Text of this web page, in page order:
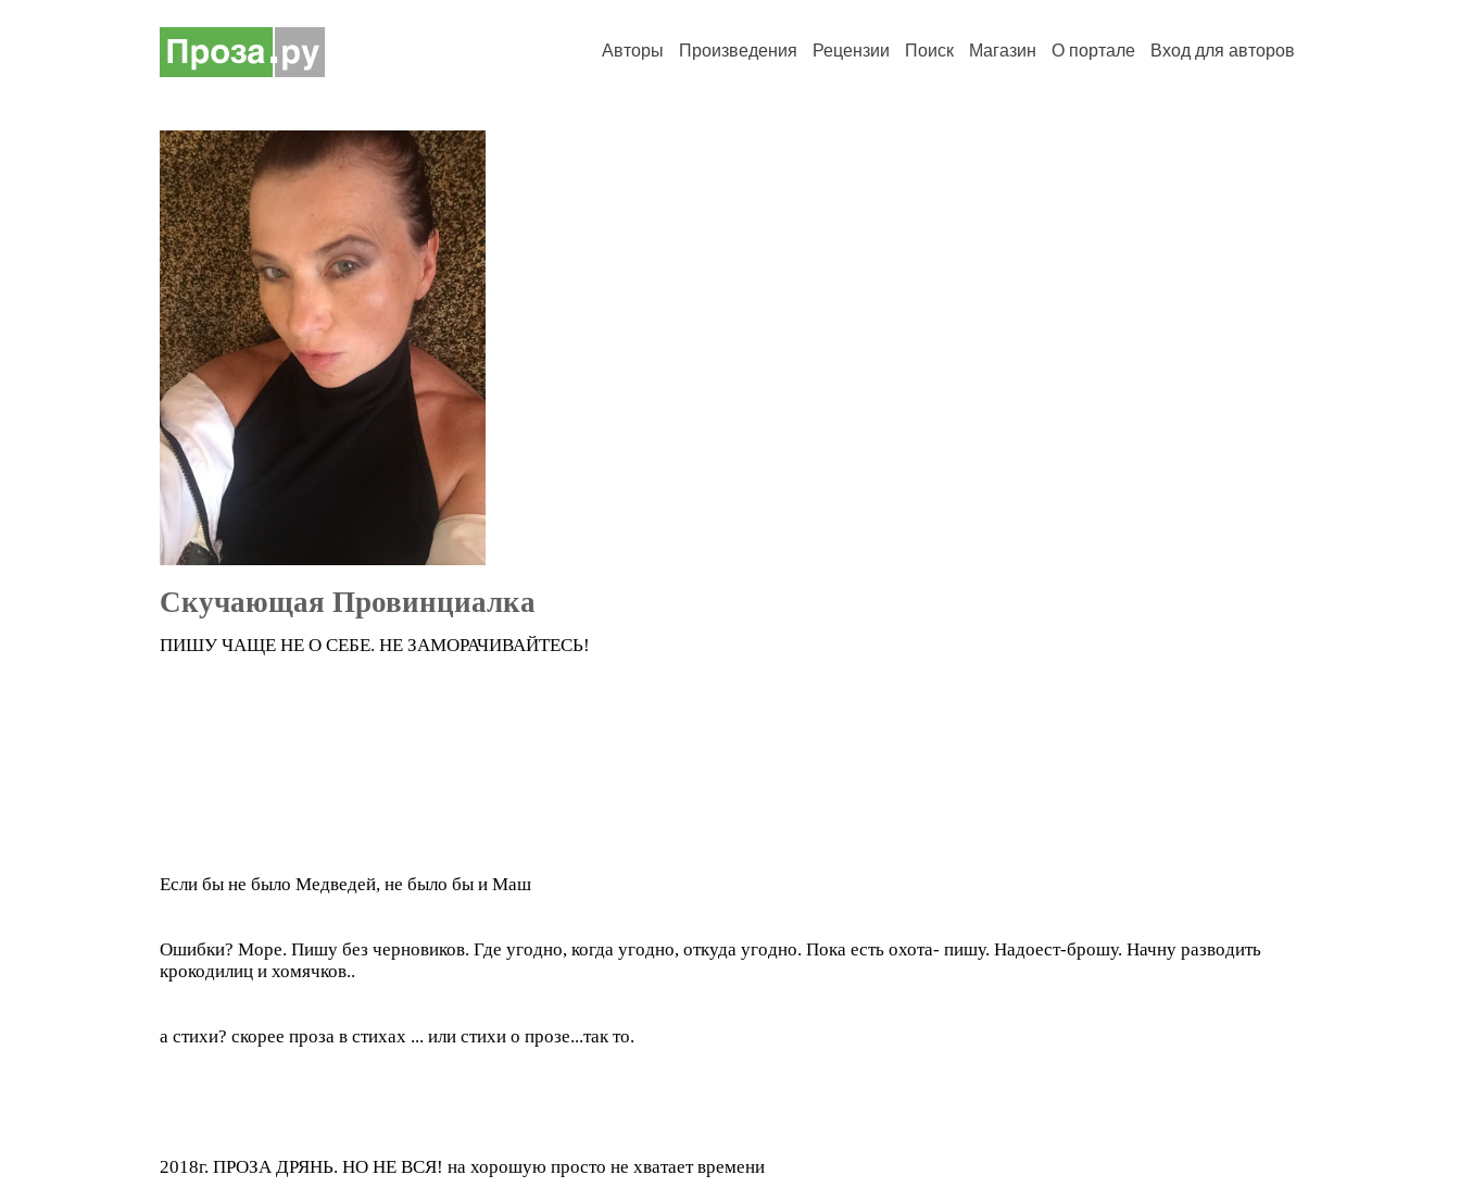
Авторы Произведения Рецензии Поиск Магазин О портале Вход для авторов
Скучающая Провинциалка
ПИШУ ЧАЩЕ НЕ О СЕБЕ. НЕ ЗАМОРАЧИВАЙТЕСЬ!
Если бы не было Медведей, не было бы и Маш
Ошибки? Море. Пишу без черновиков. Где угодно, когда угодно, откуда угодно. Пока есть охота- пишу. Надоест-брошу. Начну разводить
крокодилиц и хомячков..
а стихи? скорее проза в стихах ... или стихи о прозе...так то.
2018г. ПРОЗА ДРЯНЬ. НО НЕ ВСЯ! на хорошую просто не хватает времени